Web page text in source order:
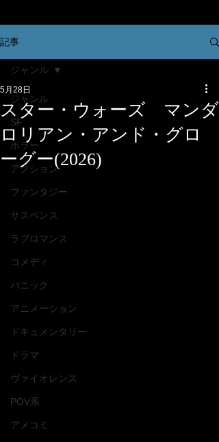
記事
ジャンル
SF
ホラー
アクション
ファンタジー
サスペンス
ラブロマンス
コメディ
パニック
アニメーション
ドキュメンタリー
ドラマ
ヴァイオレンス
POV系
アメコミ
ジャンル
スター・ウォーズ マンダ
ロリアン・アンド・グロ
ーグー(2026)
5月28日